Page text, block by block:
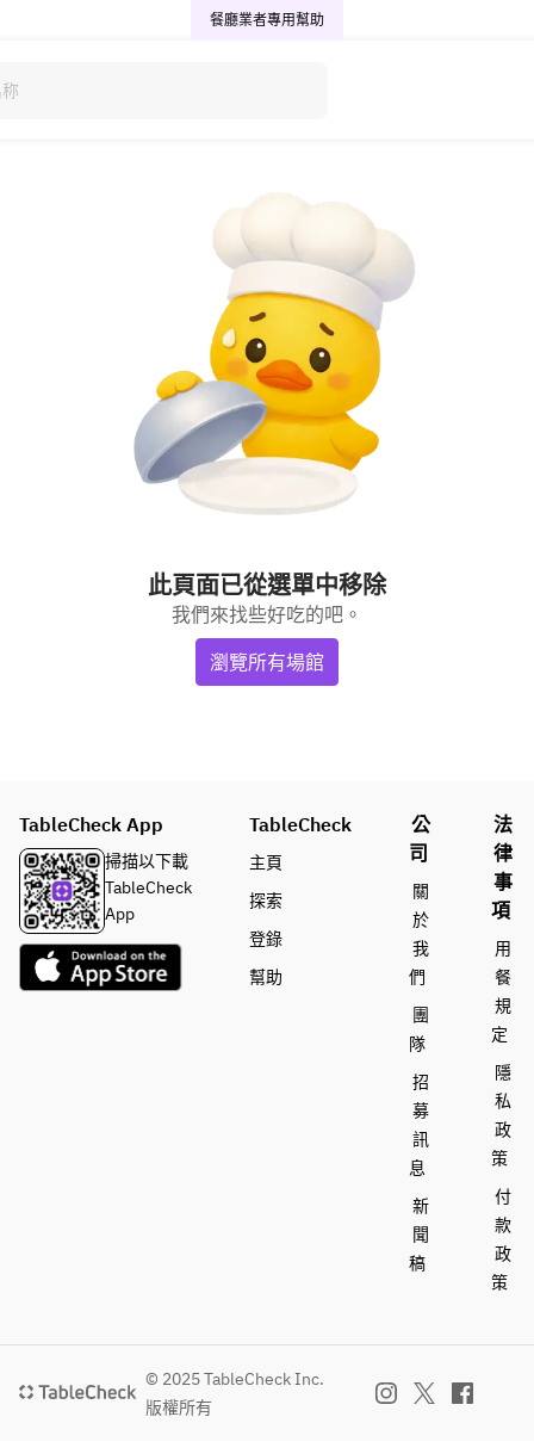
餐廳業者專用幫助
此頁面已從選單中移除
我們來找些好吃的吧。
瀏覽所有場館
TableCheck App
掃描以下載
TableCheck
App
TableCheck
主頁
探索
登錄
幫助
公
司
關
於
我
們
團
隊
招
募
訊
息
新
聞
稿
法
律
事
項
用
餐
規
定
隱
私
政
策
付
款
政
策
© 2025 TableCheck Inc.
版權所有